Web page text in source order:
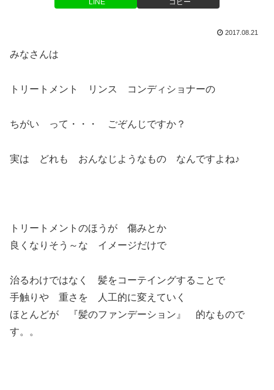
LINE コピー
2017.08.21
みなさんは
トリートメント リンス コンディショナーの
ちがい って・・・ ごぞんじですか？
実は どれも おんなじようなもの なんですよね♪
トリートメントのほうが 傷みとか
良くなりそう～な イメージだけで
治るわけではなく 髪をコーテイングすることで
手触りや 重さを 人工的に変えていく
ほとんどが 『髪のファンデーション』 的なもので
す。。